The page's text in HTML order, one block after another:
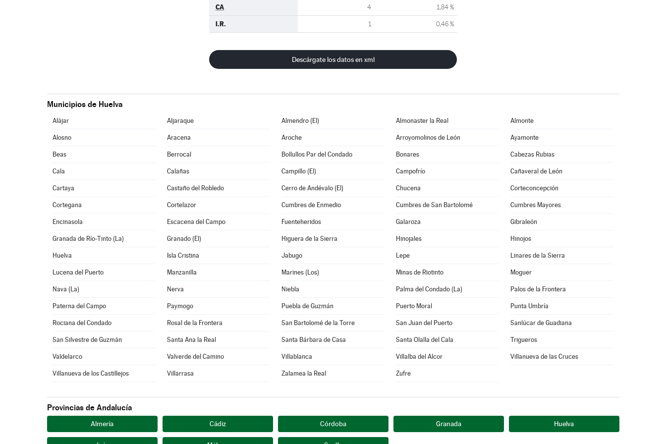
CA 4 1,84 %
I.R. 1 0,46 %
Descárgate los datos en xml
Municipios de Huelva
Alájar Aljaraque Almendro (El) Almonaster la Real Almonte
Alosno Aracena Aroche Arroyomolinos de León Ayamonte
Beas Berrocal Bollullos Par del Condado Bonares Cabezas Rubias
Cala Calañas Campillo (El) Campofrío Cañaveral de León
Cartaya Castaño del Robledo Cerro de Andévalo (El) Chucena Corteconcepción
Cortegana Cortelazor Cumbres de Enmedio Cumbres de San Bartolomé Cumbres Mayores
Encinasola Escacena del Campo Fuenteheridos Galaroza Gibraleón
Granada de Río-Tinto (La) Granado (El) Higuera de la Sierra Hinojales Hinojos
Huelva Isla Cristina Jabugo Lepe Linares de la Sierra
Lucena del Puerto Manzanilla Marines (Los) Minas de Riotinto Moguer
Nava (La) Nerva Niebla Palma del Condado (La) Palos de la Frontera
Paterna del Campo Paymogo Puebla de Guzmán Puerto Moral Punta Umbría
Rociana del Condado Rosal de la Frontera San Bartolomé de la Torre San Juan del Puerto Sanlúcar de Guadiana
San Silvestre de Guzmán Santa Ana la Real Santa Bárbara de Casa Santa Olalla del Cala Trigueros
Valdelarco Valverde del Camino Villablanca Villalba del Alcor Villanueva de las Cruces
Villanueva de los Castillejos Villarrasa Zalamea la Real Zufre
Provincias de Andalucía
Almería Cádiz Córdoba Granada Huelva